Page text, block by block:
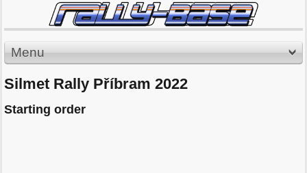
Menu
Silmet Rally Příbram 2022
Starting order